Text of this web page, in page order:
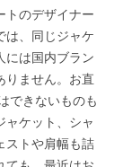
トのデザイナー
は、同じジャケ
には国内ブラン
りません。お直
できないものも
ャケット、シャ
ストや肩幅も詰